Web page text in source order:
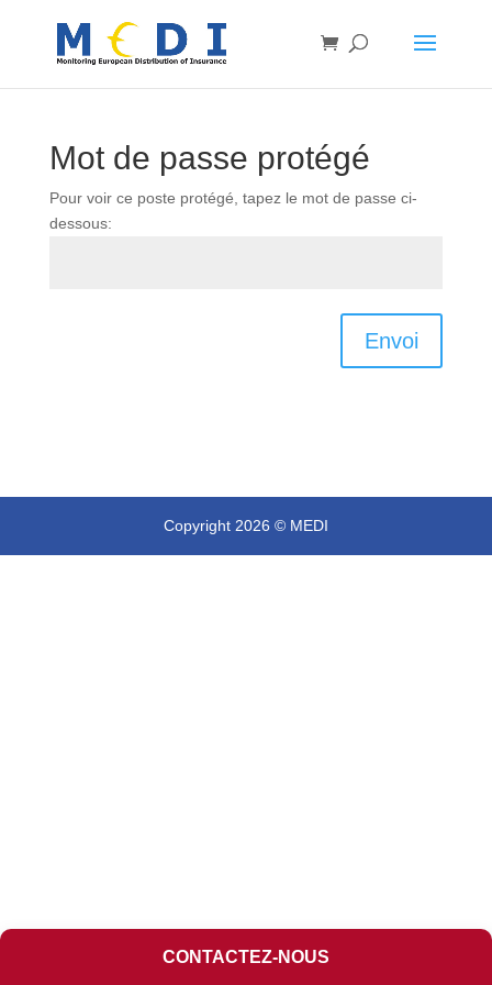
Mot de passe protégé
Pour voir ce poste protégé, tapez le mot de passe ci-
dessous:
Envoi
Copyright 2026 © MEDI
CONTACTEZ-NOUS